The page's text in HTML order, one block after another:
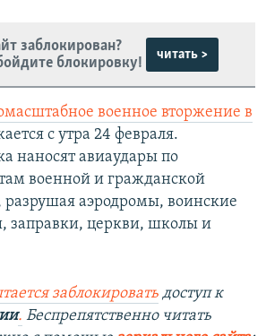
заблокирован?
блокировку!
читать >
военное вторжение в
с утра 24 февраля.
наносят авиаудары по
военной и гражданской
разрушая аэродромы, воинские
заправки, церкви, школы и
заблокировать доступ к
. Беспрепятственно читать